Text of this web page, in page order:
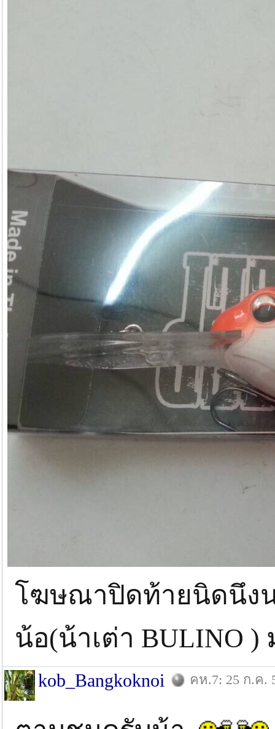
โฆษณาปิดท้ายนิดนึงน
น้อ(น้าเต่า BULINO )
kob_Bangkoknoi คห.7: 25 ก.ค.